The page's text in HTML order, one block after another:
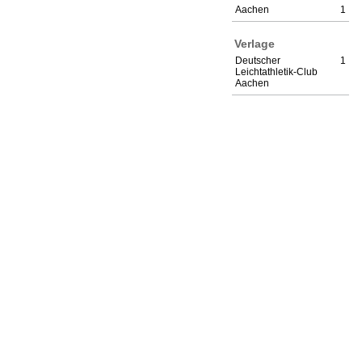
1
Aachen
Verlage
1
Deutscher
Leichtathletik-Club
Aachen